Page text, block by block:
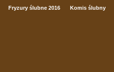
Fryzury ślubne 2016 Komis ślubny